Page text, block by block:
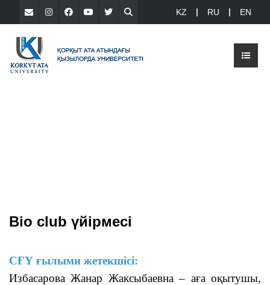
KZ RU EN
Bio club үйірмесі
СҒҮ ғылыми жетекшісі:
Избасарова Жанар Жаксыбаевна – аға оқытушы,